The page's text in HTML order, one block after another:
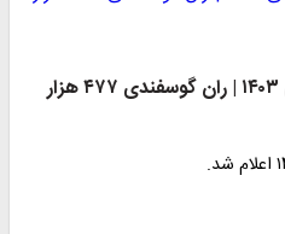
قیمت گوشت قرمز امروز ۳۰ دی ۱۴۰۳ | ران گوسفندی ۴۷۷ هزار